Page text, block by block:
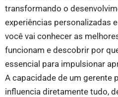
transformando o
experiências personalizadas
você vai conhecer as
funcionam e descobrir por
essencial para impulsionar
A capacidade de um gerente
influencia diretamente tudo,